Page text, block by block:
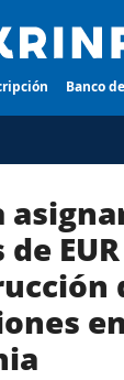
Banco